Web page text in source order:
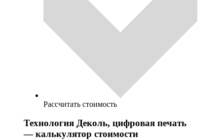
Рассчитать стоимость
Технология Деколь, цифровая печать
— калькулятор стоимости